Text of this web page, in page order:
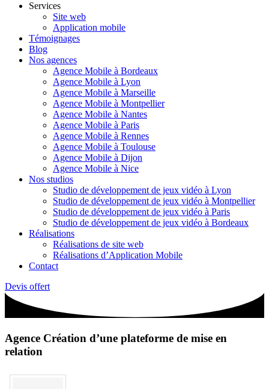
Services
Site web
Application mobile
Témoignages
Blog
Nos agences
Agence Mobile à Bordeaux
Agence Mobile à Lyon
Agence Mobile à Marseille
Agence Mobile à Montpellier
Agence Mobile à Nantes
Agence Mobile à Paris
Agence Mobile à Rennes
Agence Mobile à Toulouse
Agence Mobile à Dijon
Agence Mobile à Nice
Nos studios
Studio de développement de jeux vidéo à Lyon
Studio de développement de jeux vidéo à Montpellier
Studio de développement de jeux vidéo à Paris
Studio de développement de jeux vidéo à Bordeaux
Réalisations
Réalisations de site web
Réalisations d’Application Mobile
Contact
Devis offert
Agence Création d’une plateforme de mise en
relation